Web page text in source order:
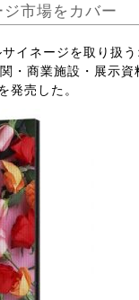
市場をカバー
イネージを取り扱
・商業施設・展示
発売した。